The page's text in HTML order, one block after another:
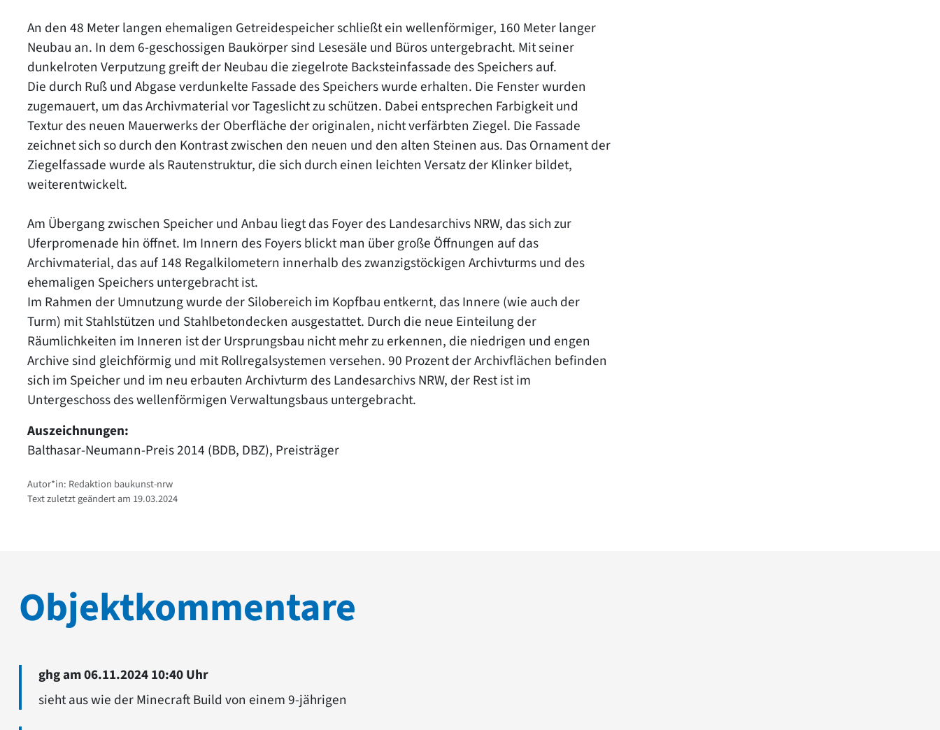
An den 48 Meter langen ehemaligen Getreidespeicher schließt ein wellenförmiger, 160 Meter langer
Neubau an. In dem 6-geschossigen Baukörper sind Lesesäle und Büros untergebracht. Mit seiner
dunkelroten Verputzung greift der Neubau die ziegelrote Backsteinfassade des Speichers auf.
Die durch Ruß und Abgase verdunkelte Fassade des Speichers wurde erhalten. Die Fenster wurden
zugemauert, um das Archivmaterial vor Tageslicht zu schützen. Dabei entsprechen Farbigkeit und
Textur des neuen Mauerwerks der Oberfläche der originalen, nicht verfärbten Ziegel. Die Fassade
zeichnet sich so durch den Kontrast zwischen den neuen und den alten Steinen aus. Das Ornament der
Ziegelfassade wurde als Rautenstruktur, die sich durch einen leichten Versatz der Klinker bildet,
weiterentwickelt.
Am Übergang zwischen Speicher und Anbau liegt das Foyer des Landesarchivs NRW, das sich zur
Uferpromenade hin öffnet. Im Innern des Foyers blickt man über große Öffnungen auf das
Archivmaterial, das auf 148 Regalkilometern innerhalb des zwanzigstöckigen Archivturms und des
ehemaligen Speichers untergebracht ist.
Im Rahmen der Umnutzung wurde der Silobereich im Kopfbau entkernt, das Innere (wie auch der
Turm) mit Stahlstützen und Stahlbetondecken ausgestattet. Durch die neue Einteilung der
Räumlichkeiten im Inneren ist der Ursprungsbau nicht mehr zu erkennen, die niedrigen und engen
Archive sind gleichförmig und mit Rollregalsystemen versehen. 90 Prozent der Archivflächen befinden
sich im Speicher und im neu erbauten Archivturm des Landesarchivs NRW, der Rest ist im
Untergeschoss des wellenförmigen Verwaltungsbaus untergebracht.
Auszeichnungen:
Balthasar-Neumann-Preis 2014 (BDB, DBZ), Preisträger
Autor*in: Redaktion baukunst-nrw
Text zuletzt geändert am 19.03.2024
Objektkommentare
ghg am 06.11.2024 10:40 Uhr
sieht aus wie der Minecraft Build von einem 9-jährigen